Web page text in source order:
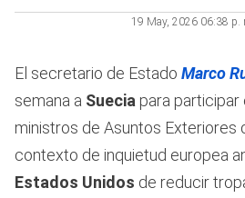
19 May, 2026 06:38 p.
El secretario de Estado Marco
semana a Suecia para participar
ministros de Asuntos Exteriores
contexto de inquietud europea
Estados Unidos de reducir